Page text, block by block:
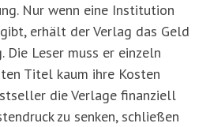
Nur wenn eine Institution
erhält der Verlag das Geld
Die Leser muss er einzeln
Titel kaum ihre Kosten
die Verlage finanziell
zu senken, schließen